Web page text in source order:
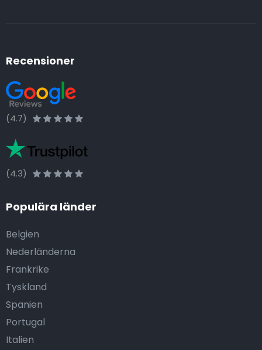
Recensioner
(4.7)
(4.3)
Populära länder
Belgien
Nederländerna
Frankrike
Tyskland
Spanien
Portugal
Italien